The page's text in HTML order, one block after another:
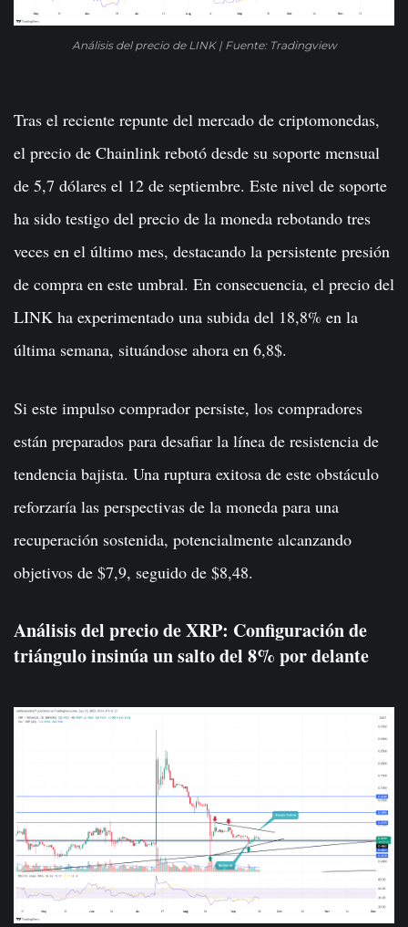
Análisis del precio de LINK | Fuente: Tradingview
Tras el reciente repunte del mercado de criptomonedas,
el precio de Chainlink rebotó desde su soporte mensual
de 5,7 dólares el 12 de septiembre. Este nivel de soporte
ha sido testigo del precio de la moneda rebotando tres
veces en el último mes, destacando la persistente presión
de compra en este umbral. En consecuencia, el precio del
LINK ha experimentado una subida del 18,8% en la
última semana, situándose ahora en 6,8$.
Si este impulso comprador persiste, los compradores
están preparados para desafiar la línea de resistencia de
tendencia bajista. Una ruptura exitosa de este obstáculo
reforzaría las perspectivas de la moneda para una
recuperación sostenida, potencialmente alcanzando
objetivos de $7,9, seguido de $8,48.
Análisis del precio de XRP: Configuración de
triángulo insinúa un salto del 8% por delante